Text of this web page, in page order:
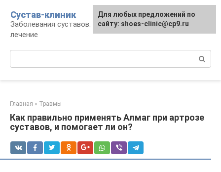
контенту
Сустав-клиник
Заболевания суставов: профилактика и
лечение
Главная » Травмы
Как правильно применять Алмаг при артрозе
суставов, и помогает ли он?
Для любых предложений по
сайту: shoes-clinic@cp9.ru